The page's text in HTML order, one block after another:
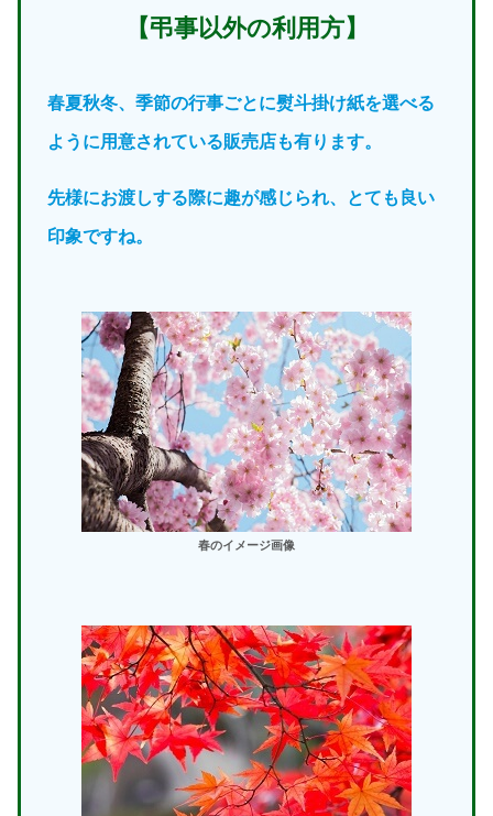
【弔事以外の利用方】
春夏秋冬、季節の行事ごとに熨斗掛け紙を選べる
ように用意されている販売店も有ります。
先様にお渡しする際に趣が感じられ、とても良い
印象ですね。
春のイメージ画像